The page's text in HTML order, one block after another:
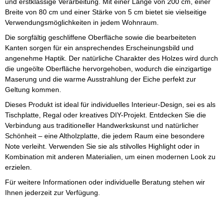
und erstklassige Verarbeitung. Mit einer Länge von 200 cm, einer
Breite von 80 cm und einer Stärke von 5 cm bietet sie vielseitige
Verwendungsmöglichkeiten in jedem Wohnraum.
Die sorgfältig geschliffene Oberfläche sowie die bearbeiteten
Kanten sorgen für ein ansprechendes Erscheinungsbild und
angenehme Haptik. Der natürliche Charakter des Holzes wird durch
die ungeölte Oberfläche hervorgehoben, wodurch die einzigartige
Maserung und die warme Ausstrahlung der Eiche perfekt zur
Geltung kommen.
Dieses Produkt ist ideal für individuelles Interieur-Design, sei es als
Tischplatte, Regal oder kreatives DIY-Projekt. Entdecken Sie die
Verbindung aus traditioneller Handwerkskunst und natürlicher
Schönheit – eine Altholzplatte, die jedem Raum eine besondere
Note verleiht. Verwenden Sie sie als stilvolles Highlight oder in
Kombination mit anderen Materialien, um einen modernen Look zu
erzielen.
Für weitere Informationen oder individuelle Beratung stehen wir
Ihnen jederzeit zur Verfügung.